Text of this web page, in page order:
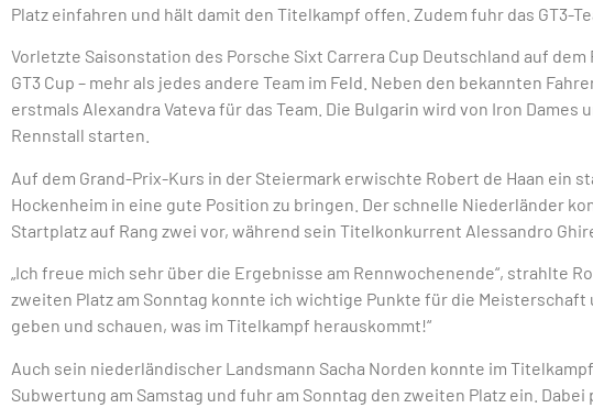
Platz einfahren und hält damit den Titelkampf offen. Zudem fuhr das GT3-
Vorletzte Saisonstation des Porsche Sixt Carrera Cup Deutschland auf
GT3 Cup – mehr als jedes andere Team im Feld. Neben den bekannten
erstmals Alexandra Vateva für das Team. Die Bulgarin wird von Iron
Rennstall starten.
Auf dem Grand-Prix-Kurs in der Steiermark erwischte Robert de Haan ein
Hockenheim in eine gute Position zu bringen. Der schnelle Niederländer
Startplatz auf Rang zwei vor, während sein Titelkonkurrent Alessandro
„Ich freue mich sehr über die Ergebnisse am Rennwochenende“, strahlte
zweiten Platz am Sonntag konnte ich wichtige Punkte für die
geben und schauen, was im Titelkampf herauskommt!“
Auch sein niederländischer Landsmann Sacha Norden konnte im
Subwertung am Samstag und fuhr am Sonntag den zweiten Platz ein.